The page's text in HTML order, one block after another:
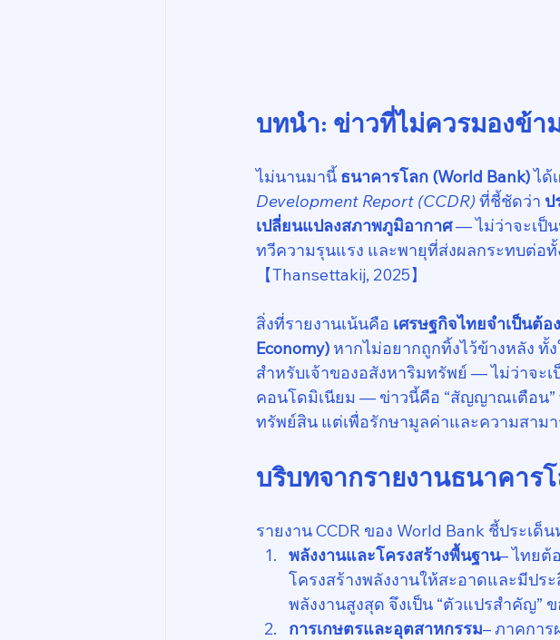
บทนำ: ข่าวที่ไม่ควรมองข้า
ไม่นานมานี้ ธนาคารโลก (World Bank) ได้
Development Report (CCDR) ที่ชี้ชัดว่า ป
เปลี่ยนแปลงสภาพภูมิอากาศ — ไม่ว่าจะเป็
ทวีความรุนแรง และพายุที่ส่งผลกระทบต่อ
【Thansettakij, 2025】
สิ่งที่รายงานเน้นคือ เศรษฐกิจไทยจำเป็นต้
Economy) หากไม่อยากถูกทิ้งไว้ข้างหลัง ทั้
สำหรับเจ้าของอสังหาริมทรัพย์ — ไม่ว่าจะ
คอนโดมิเนียม — ข่าวนี้คือ “สัญญาณเตือน”
ทรัพย์สิน แต่เพื่อรักษามูลค่าและความสาม
บริบทจากรายงานธนาคาร
รายงาน CCDR ของ World Bank ชี้ประเด็
พลังงานและโครงสร้างพื้นฐาน– ไทยต้
โครงสร้างพลังงานให้สะอาดและมีปร
พลังงานสูงสุด จึงเป็น “ตัวแปรสำคัญ”
การเกษตรและอุตสาหกรรม– ภาคการ